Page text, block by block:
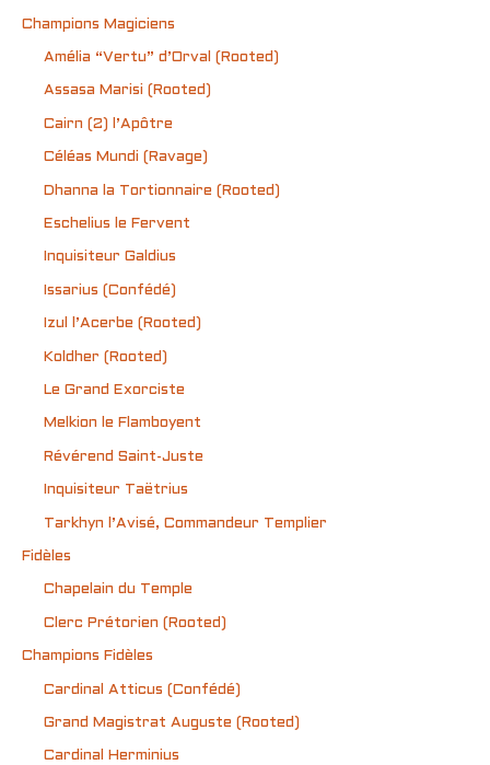
Champions Magiciens
Amélia “Vertu” d’Orval (Rooted)
Assasa Marisi (Rooted)
Cairn (2) l’Apôtre
Céléas Mundi (Ravage)
Dhanna la Tortionnaire (Rooted)
Eschelius le Fervent
Inquisiteur Galdius
Issarius (Confédé)
Izul l’Acerbe (Rooted)
Koldher (Rooted)
Le Grand Exorciste
Melkion le Flamboyent
Révérend Saint-Juste
Inquisiteur Taëtrius
Tarkhyn l’Avisé, Commandeur Templier
Fidèles
Chapelain du Temple
Clerc Prétorien (Rooted)
Champions Fidèles
Cardinal Atticus (Confédé)
Grand Magistrat Auguste (Rooted)
Cardinal Herminius